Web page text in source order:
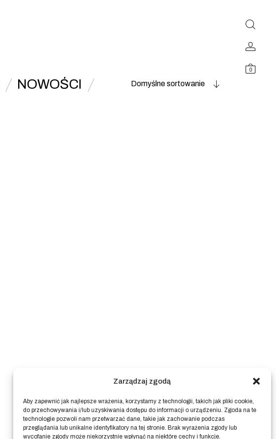
Zarządzaj zgodą
Aby zapewnić jak najlepsze wrażenia, korzystamy z technologii, takich jak pliki cookie,
do przechowywania i/lub uzyskiwania dostępu do informacji o urządzeniu. Zgoda na te
technologie pozwoli nam przetwarzać dane, takie jak zachowanie podczas
przeglądania lub unikalne identyfikatory na tej stronie. Brak wyrażenia zgody lub
wycofanie zgody może niekorzystnie wpłynąć na niektóre cechy i funkcje.
0
NOWOŚCI
Domyślne sortowanie